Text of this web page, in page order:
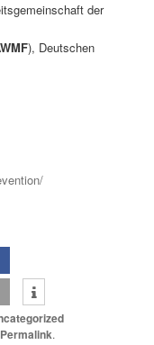
der
), Deutschen
Permalink.